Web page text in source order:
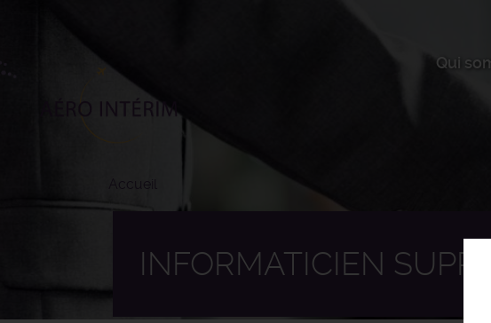
Qui
Accueil
INFORMATICIEN